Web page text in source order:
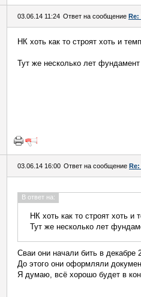
03.06.14 11:24 Ответ на сообщение
НК хоть как то строят хоть и
Тут же несколько лет
03.06.14 16:00 Ответ на сообщение
В ответ на:
НК хоть как то строят хоть и
Тут же несколько лет
Сваи они начали бить в декабре
До этого они оформляли
Я думаю, всё хорошо будет в